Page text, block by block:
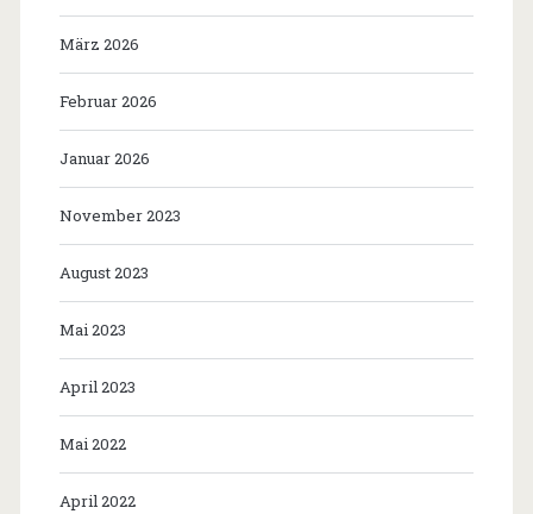
März 2026
Februar 2026
Januar 2026
November 2023
August 2023
Mai 2023
April 2023
Mai 2022
April 2022